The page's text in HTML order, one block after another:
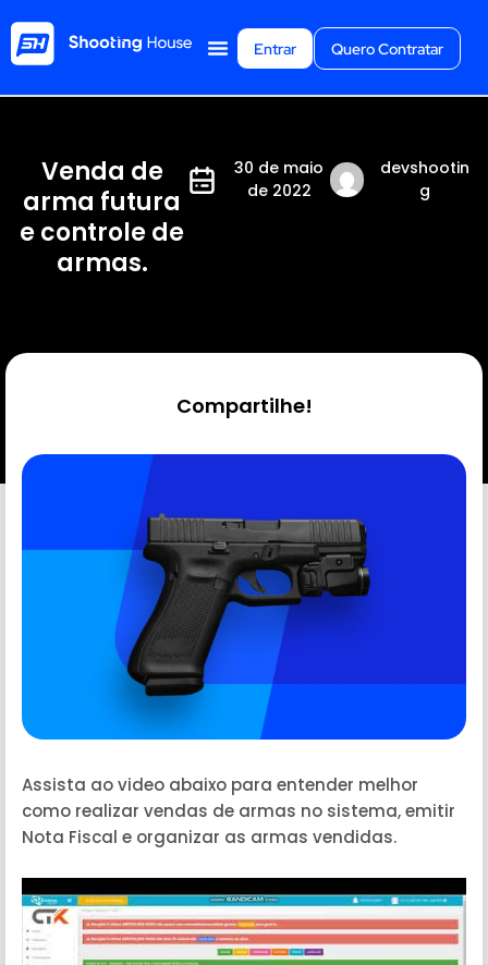
Quero Contratar
Entrar
Venda de
arma futura
e controle de
armas.
30 de maio
de 2022
devshootin
g
Compartilhe!
Assista ao video abaixo para entender melhor
como realizar vendas de armas no sistema, emitir
Nota Fiscal e organizar as armas vendidas.